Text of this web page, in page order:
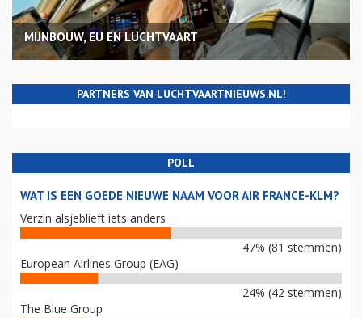
MIJNBOUW, EU EN LUCHTVAART
PARTNERS VAN LUCHTVAARTNIEUWS.NL!
POLL
WAT IS EEN GOEDE NIEUWE NAAM VOOR AIR FRANCE-KLM?
Verzin alsjeblieft iets anders
47% (81 stemmen)
European Airlines Group (EAG)
24% (42 stemmen)
The Blue Group